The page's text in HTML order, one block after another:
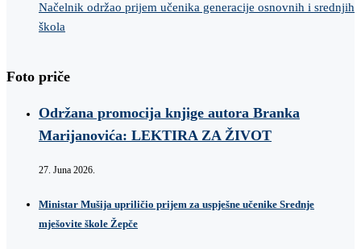
Načelnik održao prijem učenika generacije osnovnih i srednjih
škola
Foto priče
Održana promocija knjige autora Branka
Marijanovića: LEKTIRA ZA ŽIVOT
27. Juna 2026.
Ministar Mušija upriličio prijem za uspješne učenike Srednje
mješovite škole Žepče